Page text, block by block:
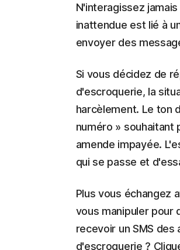
N'interagissez
inattendue est lié à
envoyer des
Si vous décidez de
d'escroquerie, la
harcèlement. Le ton
numéro » souhaitant
amende impayée.
qui se passe et
Plus vous échangez
vous manipuler pour
recevoir un SMS
d'escroquerie ?